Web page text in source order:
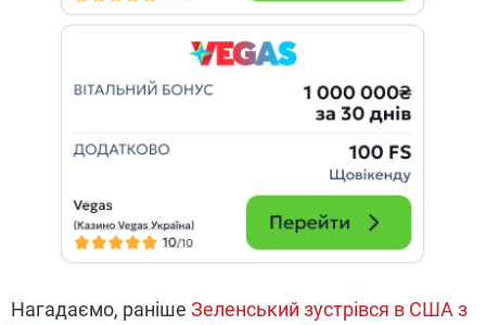
Нагадаємо, раніше Зеленський зустрівся в США з